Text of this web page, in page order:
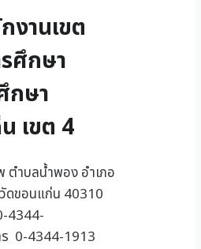
านเขต
ศึกษา
กษา
เขต 4
ตำบลน้ำพอง อำเภอ
ดขอนแก่น 40310
4344-
ร 0-4344-1913